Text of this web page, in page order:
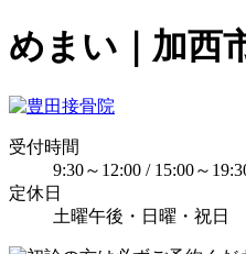
めまい｜加西
受付時間
9:30～12:00 / 15:00～
定休日
土曜午後・日曜・祝日